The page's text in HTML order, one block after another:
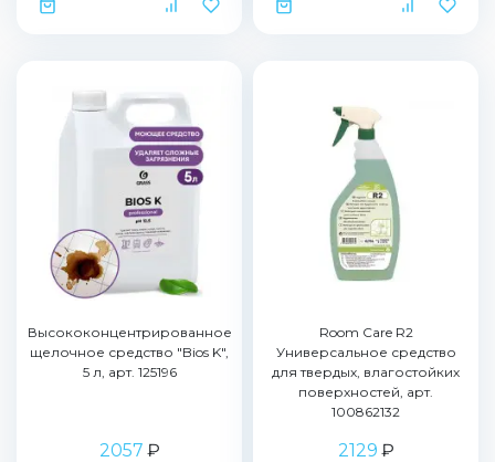
Высококонцентрированное
щелочное средство "Bios K",
5 л, арт. 125196
2057 ₽
Room Care R2
Универсальное средство
для твердых, влагостойких
поверхностей, арт.
100862132
2129 ₽